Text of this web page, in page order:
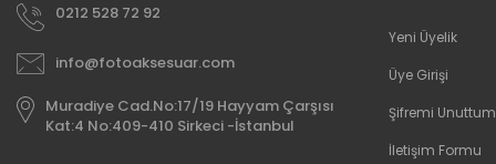
0212 528 72 92
info@fotoaksesuar.com
Muradiye Cad.No:17/19 Hayyam Çarşısı
Kat:4 No:409-410 Sirkeci -İstanbul
Yeni Üyelik
Üye Girişi
Şifremi Unuttum
İletişim Formu